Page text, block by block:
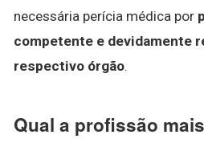
necessária perícia médica por
competente e devidamente
respectivo órgão.
Qual a profissão